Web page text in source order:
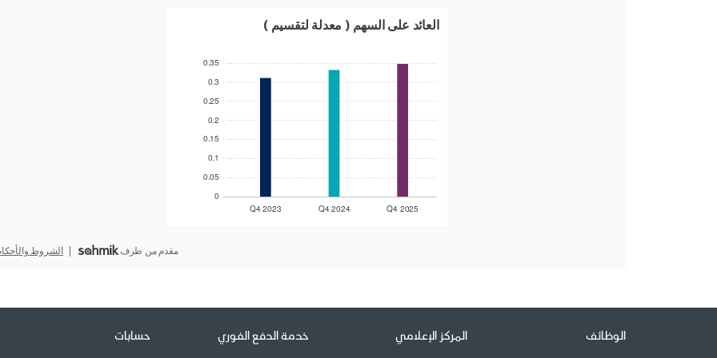
الوظائف المركز الإعلامي خدمة الدفع الفوري حسابات